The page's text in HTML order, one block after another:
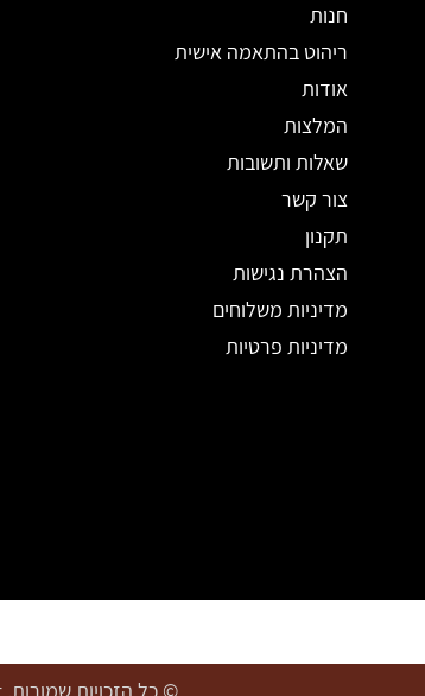
חנות
ריהוט בהתאמה אישית
אודות
המלצות
שאלות ותשובות
צור קשר
תקנון
הצהרת נגישות
מדיניות משלוחים
מדיניות פרטיות